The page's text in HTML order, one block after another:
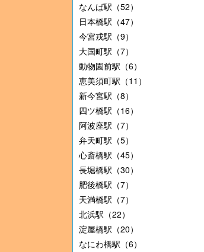
なんば駅（52）
日本橋駅（47）
今宮戎駅（9）
大国町駅（7）
動物園前駅（6）
恵美須町駅（11）
新今宮駅（8）
四ツ橋駅（16）
阿波座駅（7）
弁天町駅（5）
心斎橋駅（45）
長堀橋駅（30）
肥後橋駅（7）
天満橋駅（7）
北浜駅（22）
淀屋橋駅（20）
なにわ橋駅（6）